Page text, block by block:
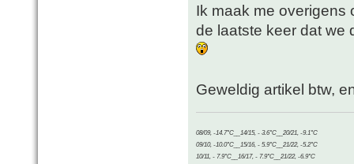
Ik maak me overigens
de laatste keer dat we
Geweldig artikel btw,
08/09, -14.7°C__14/15, - 3.6°C__20/21, -9.1°C
09/10, -10.0°C__15/16, - 5.9°C__21/22, -5.2°C
10/11, - 7.9°C__16/17, - 7.9°C__21/22, -6.9°C